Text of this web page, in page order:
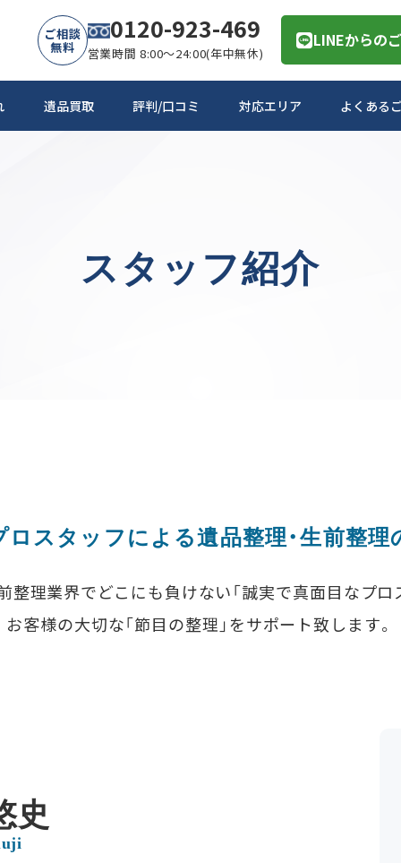
ご相談
無料
0120-923-469
営業時間 8:00～24:00(年中無休)
LINEからの
遺品買取 評判/口コミ 対応エリア よくある
スタッフ紹介
スタッフによる遺品整理・生前整
整理業界でどこにも負けない「誠実で真面目なプロ
お客様の大切な「節目の整理」をサポート致します。
史